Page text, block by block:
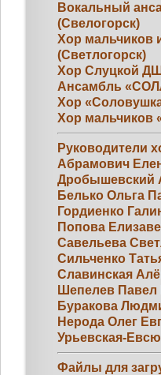
Вокальный
(Свелогорск)
Хор мальчиков
(Светлогорск)
Хор Слуцкой
Ансамбль
Хор
Хор мальчиков
Руководители
Абрамович
Дробышевский
Белько Ольга
Гордиенко
Попова
Савельева
Сильченко
Славинская
Шепелев Павел
Буракова
Нерода Олег
Урьевская-
Файлы для